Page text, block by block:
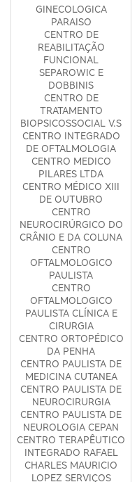
GINECOLOGICA
PARAISO
CENTRO DE
REABILITAÇÃO
FUNCIONAL
SEPAROWIC E
DOBBINIS
CENTRO DE
TRATAMENTO
BIOPSICOSSOCIAL V.S
CENTRO INTEGRADO
DE OFTALMOLOGIA
CENTRO MEDICO
PILARES LTDA
CENTRO MÉDICO XIII
DE OUTUBRO
CENTRO
NEUROCIRÚRGICO DO
CRÂNIO E DA COLUNA
CENTRO
OFTALMOLOGICO
PAULISTA
CENTRO
OFTALMOLOGICO
PAULISTA CLÍNICA E
CIRURGIA
CENTRO ORTOPÉDICO
DA PENHA
CENTRO PAULISTA DE
MEDICINA CUTANEA
CENTRO PAULISTA DE
NEUROCIRURGIA
CENTRO PAULISTA DE
NEUROLOGIA CEPAN
CENTRO TERAPÊUTICO
INTEGRADO RAFAEL
CHARLES MAURICIO
LOPEZ SERVIÇOS